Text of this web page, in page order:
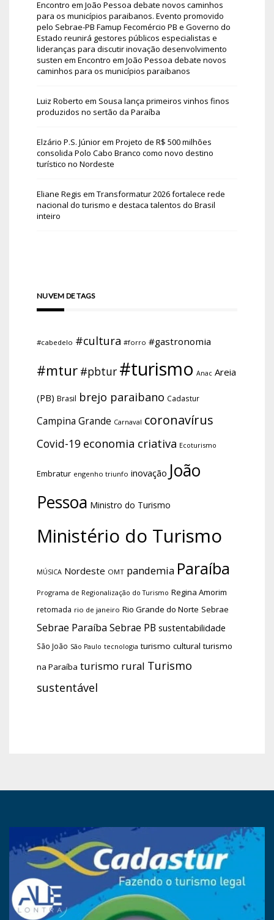
Encontro em João Pessoa debate novos caminhos
para os municípios paraibanos. Evento promovido
pelo Sebrae-PB Famup Fecomércio PB e Governo do
Estado reunirá gestores públicos especialistas e
lideranças para discutir inovação desenvolvimento
susten em Encontro em João Pessoa debate novos
caminhos para os municípios paraibanos
Luiz Roberto em Sousa lança primeiros vinhos finos
produzidos no sertão da Paraíba
Elzário P.S. Júniorem Projeto de R$ 500 milhões
consolida Polo Cabo Branco como novo destino
turístico no Nordeste
Eliane Regis em Transformatur 2026 fortalece rede
nacional do turismo e destaca talentos do Brasil
inteiro
NUVEM DE TAGS
#cabedelo #cultura #forro #gastronomia
#mtur #pbtur #turismo Anac Areia
(PB) Brasil brejo paraibano Cadastur
Campina Grande Carnaval coronavírus
Covid-19 economia criativa Ecoturismo
Embratur engenho triunfo inovação João
Pessoa Ministro do Turismo
Ministério do Turismo
MÚSICA Nordeste OMT pandemia Paraíba
Programa de Regionalização do Turismo Regina Amorim
retomada rio de janeiro Rio Grande do Norte Sebrae
Sebrae Paraíba Sebrae PB sustentabilidade
São João São Paulo tecnologia turismo cultural turismo
na Paraíba turismo rural Turismo
sustentável